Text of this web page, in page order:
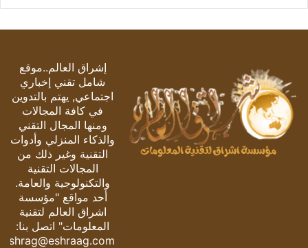
إشراق العالم..موقع
شامل تقني إخباري
اجتماعي, يهتم بالتدوين
في كافة المجالات
ومنها المجال التقني
والذكاء المنزلي وأدوات
التقنية وغير ذلك من
المجالات التقنية
والتكنولوجية والعامة.
أحد مواقع "مؤسسة
اشراق العالم لتقنية
المعلومات" اتصل بنا:
eshrag@eshraag.com